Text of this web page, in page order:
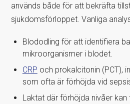
används både för att bekräfta
sjukdomsförloppet. Vanliga
Blododling för att identifiera
mikroorganismer i blodet.
CRP och prokalcitonin (PCT),
som ofta är förhöjda vid
Laktat där förhöjda nivåer